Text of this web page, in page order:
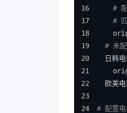
#
#
# 未配
日韩电
欧美电
# 配置电